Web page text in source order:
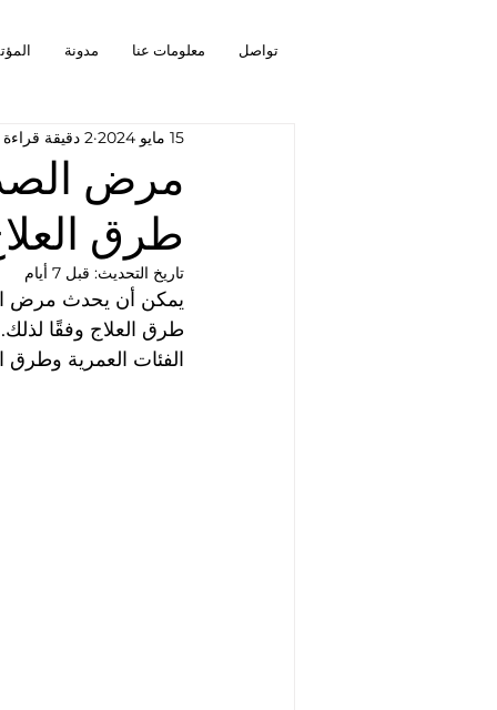
مدونة معلومات عنا تواصل
مرض
طرق
15 مايو 2024 2 دقيقة قراءة
تاريخ التحديث: قبل 7 أيام
يمكن أن يحدث مرض
طرق العلاج وفقًا
الفئات العمرية وطرق